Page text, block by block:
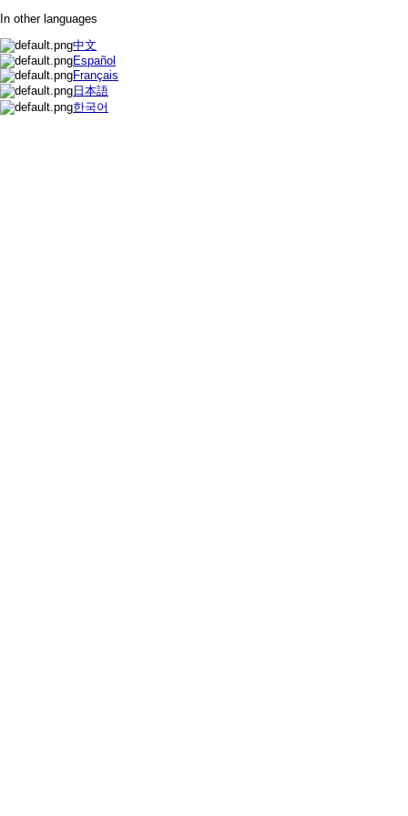
In other languages
中文
Español
Français
日本語
한국어